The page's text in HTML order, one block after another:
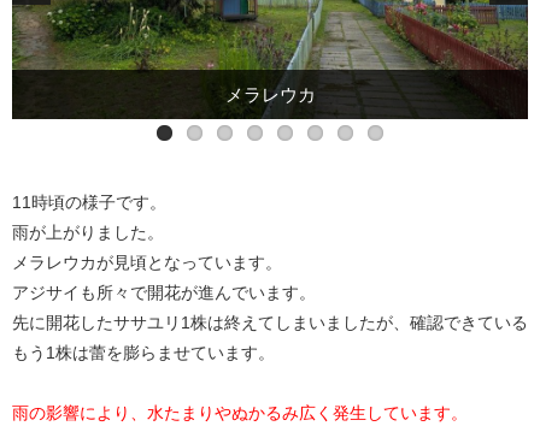
メラレウカ
ササユリ
アジサイ
スカシユリ
11時頃の様子です。
雨が上がりました。
メラレウカが見頃となっています。
アジサイも所々で開花が進んでいます。
先に開花したササユリ1株は終えてしまいましたが、確認できている
もう1株は蕾を膨らませています。
雨の影響により、水たまりやぬかるみ広く発生しています。